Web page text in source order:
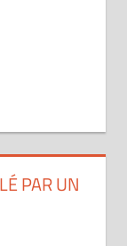
PAR UN